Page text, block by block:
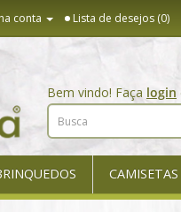
conta Lista de desejos (0)
Bem vindo! Faça login
CAMISETAS